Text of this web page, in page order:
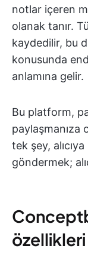
notlar içeren
olanak tanır.
kaydedilir, bu
konusunda
anlamına gelir.
Bu platform,
paylaşmanıza
tek şey,
göndermek;
özellikleri